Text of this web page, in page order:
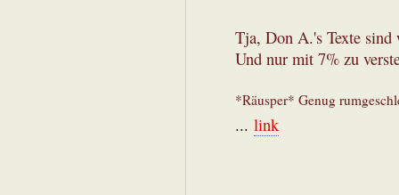
Tja, Don A.'s Texte
Und nur mit 7% zu
*Räusper* Genug
... link